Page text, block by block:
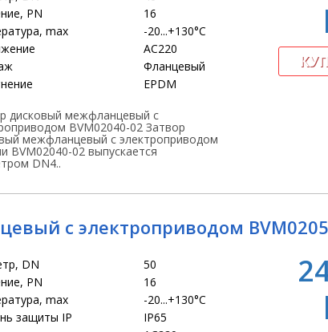
PN
16
max
-20...+130°С
АС220
Фланцевый
EPDM
дисковый межфланцевый с
BVM02040-02 Затвор
межфланцевый с электроприводом
BVM02040-02 выпускается
DN4..
с электроприводом
DN
50
PN
16
max
-20...+130°С
защиты IP
IP65